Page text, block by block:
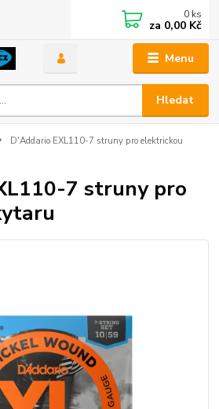
Menu
Hledat
0 ks
za 0,00 Kč
D'Addario EXL110-7 struny pro elektrickou
7 struny pro